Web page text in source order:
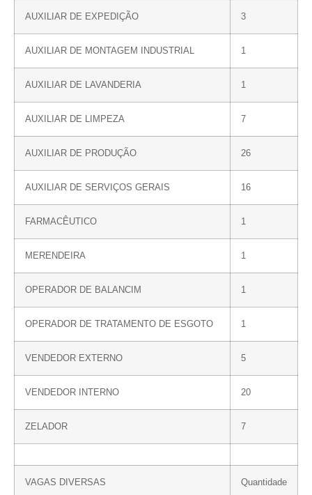
AUXILIAR DE EXPEDIÇÃO 3
AUXILIAR DE MONTAGEM INDUSTRIAL 1
AUXILIAR DE LAVANDERIA 1
AUXILIAR DE LIMPEZA 7
AUXILIAR DE PRODUÇÃO 26
AUXILIAR DE SERVIÇOS GERAIS 16
FARMACÊUTICO 1
MERENDEIRA 1
OPERADOR DE BALANCIM 1
OPERADOR DE TRATAMENTO DE ESGOTO 1
VENDEDOR EXTERNO 5
VENDEDOR INTERNO 20
ZELADOR 7
VAGAS DIVERSAS Quantidade